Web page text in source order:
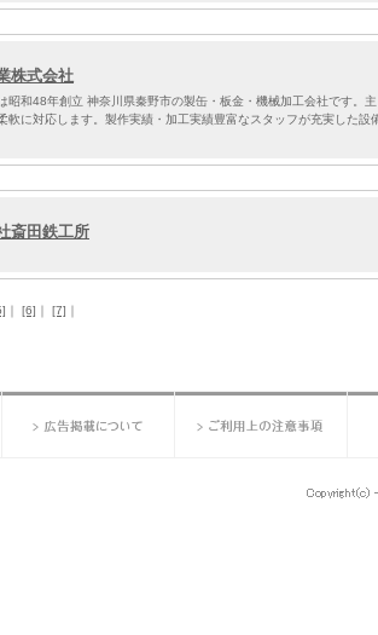
株式会社
昭和48年創立 神奈川県秦野市の製缶・板金・機械加工会社です。
軟に対応します。製作実績・加工実績豊富なスタッフが充実した
斎田鉄工所
｜ [6] ｜ [7] ｜
広告掲載について ご利用上の注意事項